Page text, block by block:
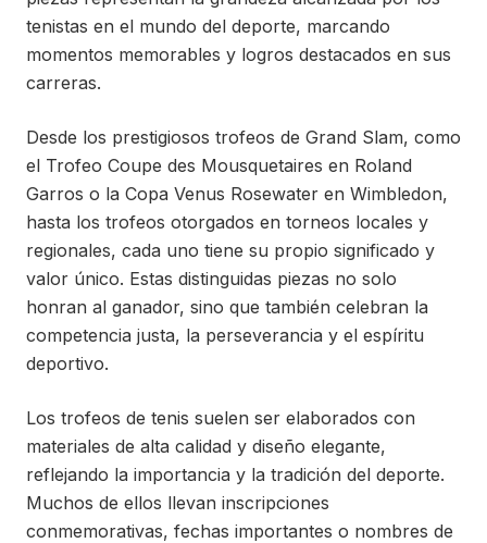
tenistas en el mundo del deporte, marcando
momentos memorables y logros destacados en sus
carreras.
Desde los prestigiosos trofeos de Grand Slam, como
el Trofeo Coupe des Mousquetaires en Roland
Garros o la Copa Venus Rosewater en Wimbledon,
hasta los trofeos otorgados en torneos locales y
regionales, cada uno tiene su propio significado y
valor único. Estas distinguidas piezas no solo
honran al ganador, sino que también celebran la
competencia justa, la perseverancia y el espíritu
deportivo.
Los trofeos de tenis suelen ser elaborados con
materiales de alta calidad y diseño elegante,
reflejando la importancia y la tradición del deporte.
Muchos de ellos llevan inscripciones
conmemorativas, fechas importantes o nombres de